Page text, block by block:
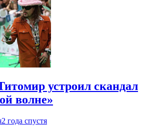
устроил скандал
волне»
2 года спустя